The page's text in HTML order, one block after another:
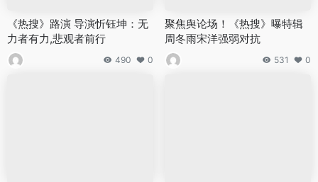
《热搜》路演 导演忻钰坤：无
力者有力,悲观者前行
490 0
聚焦舆论场！《热搜》曝特辑
周冬雨宋洋强弱对抗
531 0